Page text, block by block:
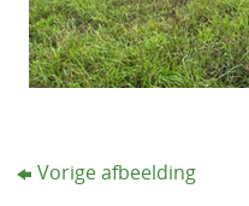
Vorige afbeelding